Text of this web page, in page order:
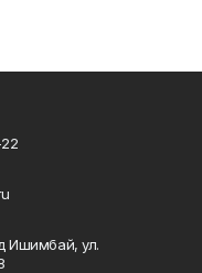
Ишимбай, ул.